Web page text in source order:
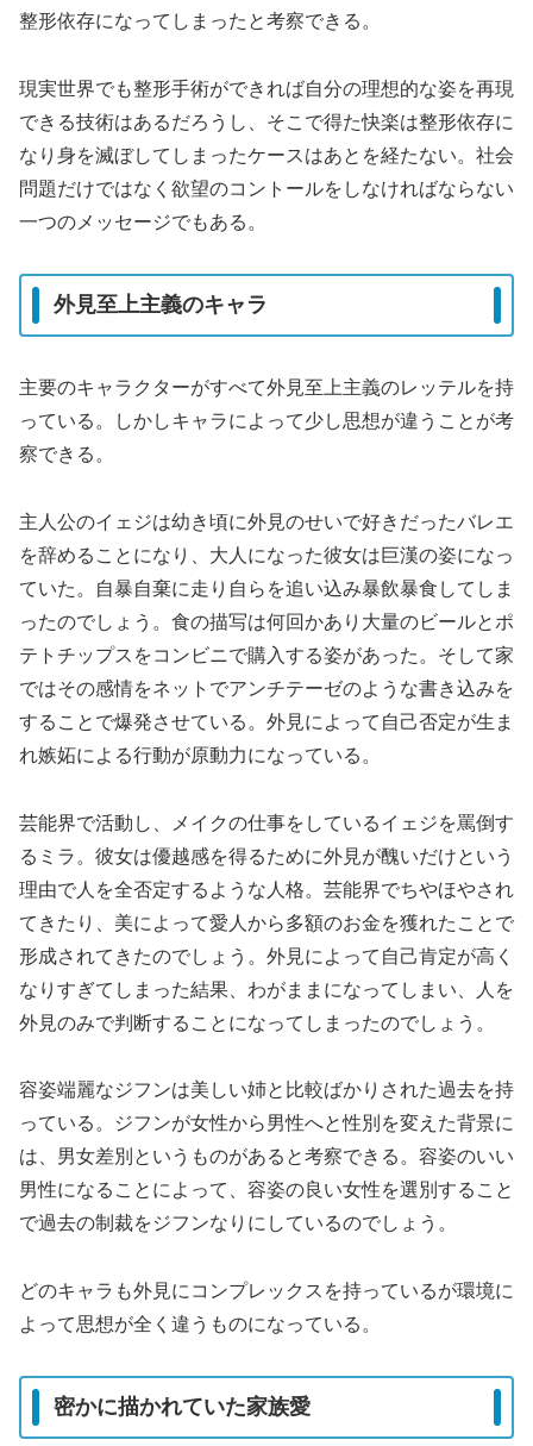
整形依存になってしまったと考察できる。
現実世界でも整形手術ができれば自分の理想的な姿を再現
できる技術はあるだろうし、そこで得た快楽は整形依存に
なり身を滅ぼしてしまったケースはあとを経たない。社会
問題だけではなく欲望のコントールをしなければならない
一つのメッセージでもある。
外見至上主義のキャラ
主要のキャラクターがすべて外見至上主義のレッテルを持
っている。しかしキャラによって少し思想が違うことが考
察できる。
主人公のイェジは幼き頃に外見のせいで好きだったバレエ
を辞めることになり、大人になった彼女は巨漢の姿になっ
ていた。自暴自棄に走り自らを追い込み暴飲暴食してしま
ったのでしょう。食の描写は何回かあり大量のビールとポ
テトチップスをコンビニで購入する姿があった。そして家
ではその感情をネットでアンチテーゼのような書き込みを
することで爆発させている。外見によって自己否定が生ま
れ嫉妬による行動が原動力になっている。
芸能界で活動し、メイクの仕事をしているイェジを罵倒す
るミラ。彼女は優越感を得るために外見が醜いだけという
理由で人を全否定するような人格。芸能界でちやほやされ
てきたり、美によって愛人から多額のお金を獲れたことで
形成されてきたのでしょう。外見によって自己肯定が高く
なりすぎてしまった結果、わがままになってしまい、人を
外見のみで判断することになってしまったのでしょう。
容姿端麗なジフンは美しい姉と比較ばかりされた過去を持
っている。ジフンが女性から男性へと性別を変えた背景に
は、男女差別というものがあると考察できる。容姿のいい
男性になることによって、容姿の良い女性を選別すること
で過去の制裁をジフンなりにしているのでしょう。
どのキャラも外見にコンプレックスを持っているが環境に
よって思想が全く違うものになっている。
密かに描かれていた家族愛